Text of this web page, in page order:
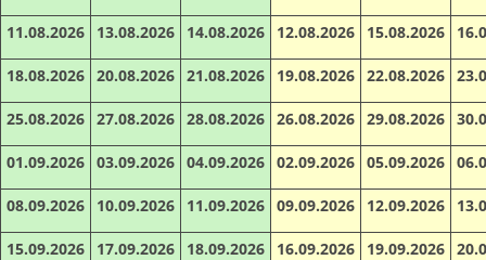
11.08.2026 13.08.2026 14.08.2026 12.08.2026 15.08.2026
18.08.2026 20.08.2026 21.08.2026 19.08.2026 22.08.2026
25.08.2026 27.08.2026 28.08.2026 26.08.2026 29.08.2026
01.09.2026 03.09.2026 04.09.2026 02.09.2026 05.09.2026
08.09.2026 10.09.2026 11.09.2026 09.09.2026 12.09.2026
15.09.2026 17.09.2026 18.09.2026 16.09.2026 19.09.2026